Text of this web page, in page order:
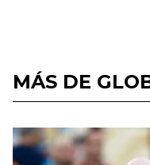
MÁS DE